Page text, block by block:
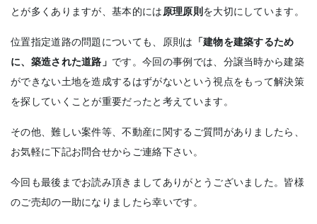
とが多くありますが、基本的には原理原則を大切にしています。
位置指定道路の問題についても、原則は 「建物を建築するため
に、築造された道路」 です。今回の事例では、分譲当時から建築
ができない土地を造成するはずがないという視点をもって解決策
を探していくことが重要だったと考えています。
その他、難しい案件等、不動産に関するご質問がありましたら、
お気軽に下記お問合せからご連絡下さい。
今回も最後までお読み頂きましてありがとうございました。皆様
のご売却の一助になりましたら幸いです。